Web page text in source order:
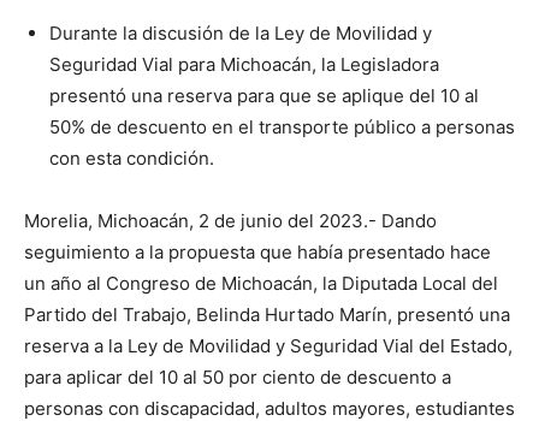
Durante la discusión de la Ley de Movilidad y
Seguridad Vial para Michoacán, la Legisladora
presentó una reserva para que se aplique del 10 al
50% de descuento en el transporte público a personas
con esta condición.
Morelia, Michoacán, 2 de junio del 2023.- Dando
seguimiento a la propuesta que había presentado hace
un año al Congreso de Michoacán, la Diputada Local del
Partido del Trabajo, Belinda Hurtado Marín, presentó una
reserva a la Ley de Movilidad y Seguridad Vial del Estado,
para aplicar del 10 al 50 por ciento de descuento a
personas con discapacidad, adultos mayores, estudiantes